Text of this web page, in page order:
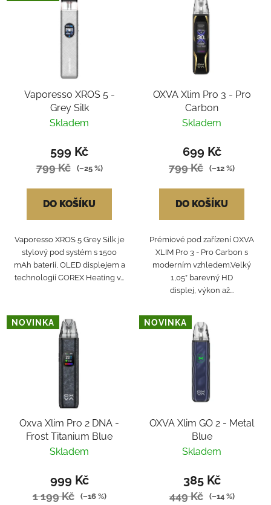
Vaporesso XROS 5 -
Grey Silk
Skladem
599 Kč
799 Kč (–25 %)
DO KOŠÍKU
Vaporesso XROS 5 Grey Silk je
stylový pod systém s 1500
mAh baterií, OLED displejem a
technologií COREX Heating v...
OXVA Xlim Pro 3 - Pro
Carbon
Skladem
699 Kč
799 Kč (–12 %)
DO KOŠÍKU
Prémiové pod zařízení OXVA
XLIM Pro 3 - Pro Carbon s
moderním vzhledem.Velký
1,05” barevný HD
displej, výkon až...
NOVINKA
Oxva Xlim Pro 2 DNA -
Frost Titanium Blue
Skladem
999 Kč
1 199 Kč (–16 %)
NOVINKA
OXVA Xlim GO 2 - Metal
Blue
Skladem
385 Kč
449 Kč (–14 %)